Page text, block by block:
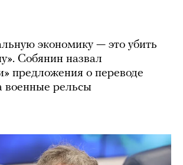
экономику — это убить
Собянин назвал
предложения о переводе
военные рельсы